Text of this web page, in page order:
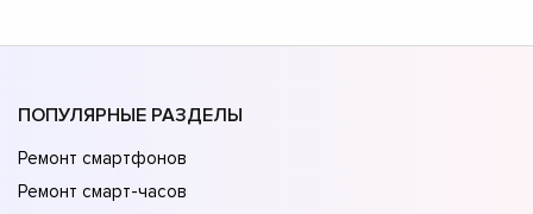
ПОПУЛЯРНЫЕ РАЗДЕЛЫ
Ремонт смартфонов
Ремонт смарт-часов